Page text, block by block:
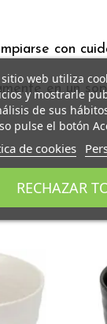
con
en un
web utiliza
y mostrarle
de sus
pulse el botón
de cookies
RECHAZAR